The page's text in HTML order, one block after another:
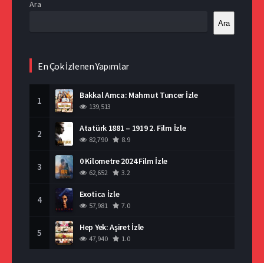
Ara
Ara
En Çok İzlenen Yapımlar
1 Bakkal Amca: Mahmut Tuncer İzle
139,513
2 Atatürk 1881 – 1919 2. Film İzle
82,790 8.9
3 0 Kilometre 2024 Film İzle
62,652 3.2
4 Exotica İzle
57,981 7.0
5 Hep Yek: Aşiret İzle
47,940 1.0